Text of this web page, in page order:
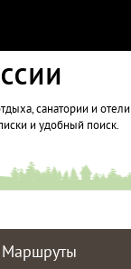
санатории и отели
и удобный поиск.
Маршруты